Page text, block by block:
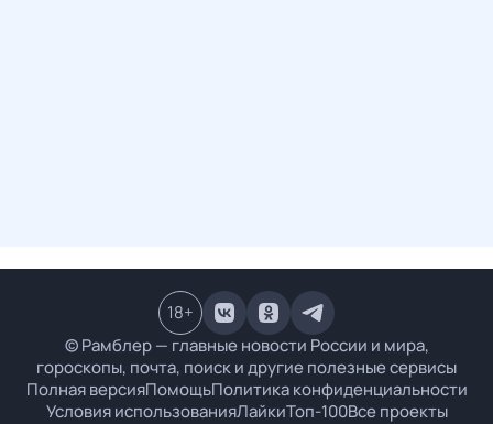
© Рамблер — главные новости России и мира,
гороскопы, почта, поиск и другие полезные сервисы
Полная версияПомощьПолитика конфиденциальности
Условия использованияЛайкиТоп-100Все проекты
18+